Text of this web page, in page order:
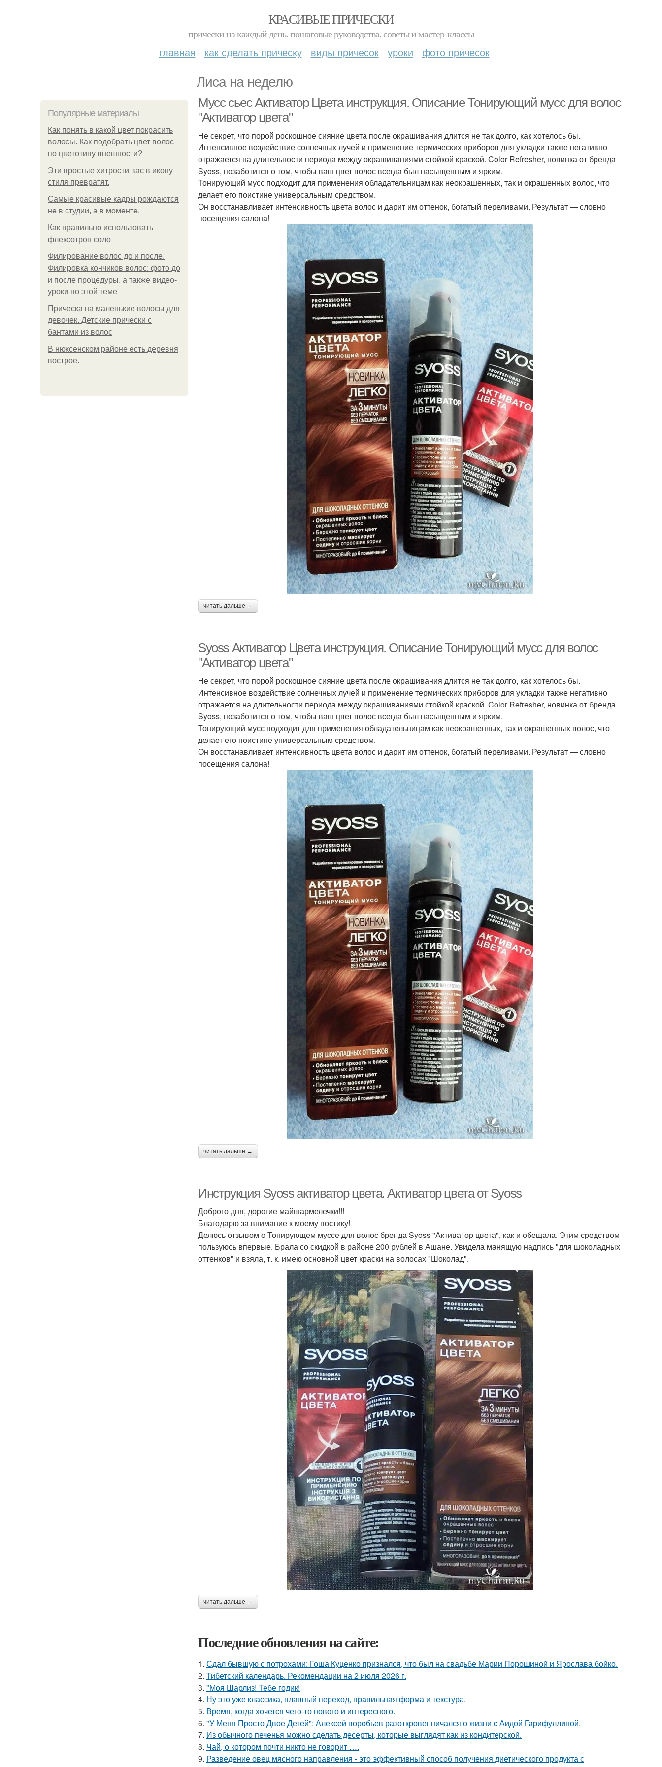
КРАСИВЫЕ ПРИЧЕСКИ
прически на каждый день. пошаговые руководства, советы и мастер-классы
главная как сделать прическу виды причесок уроки фото причесок
Лиса на неделю
Популярные материалы
Как понять в какой цвет покрасить
волосы. Как подобрать цвет волос
по цветотипу внешности?
Эти простые хитрости вас в икону
стиля превратят.
Самые красивые кадры рождаются
не в студии, а в моменте.
Как правильно использовать
флексотрон соло
Филирование волос до и после.
Филировка кончиков волос: фото до
и после процедуры, а также видео-
уроки по этой теме
Прическа на маленькие волосы для
девочек. Детские прически с
бантами из волос
В нюксенском районе есть деревня
вострое.
Мусс сьес Активатор Цвета инструкция. Описание Тонирующий мусс для волос
"Активатор цвета"
Не секрет, что порой роскошное сияние цвета после окрашивания длится не так долго, как хотелось бы.
Интенсивное воздействие солнечных лучей и применение термических приборов для укладки также негативно
отражается на длительности периода между окрашиваниями стойкой краской. Color Refresher, новинка от бренда
Syoss, позаботится о том, чтобы ваш цвет волос всегда был насыщенным и ярким.
Тонирующий мусс подходит для применения обладательницам как неокрашенных, так и окрашенных волос, что
делает его поистине универсальным средством.
Он восстанавливает интенсивность цвета волос и дарит им оттенок, богатый переливами. Результат — словно
посещения салона!
читать дальше →
Syoss Активатор Цвета инструкция. Описание Тонирующий мусс для волос
"Активатор цвета"
Не секрет, что порой роскошное сияние цвета после окрашивания длится не так долго, как хотелось бы.
Интенсивное воздействие солнечных лучей и применение термических приборов для укладки также негативно
отражается на длительности периода между окрашиваниями стойкой краской. Color Refresher, новинка от бренда
Syoss, позаботится о том, чтобы ваш цвет волос всегда был насыщенным и ярким.
Тонирующий мусс подходит для применения обладательницам как неокрашенных, так и окрашенных волос, что
делает его поистине универсальным средством.
Он восстанавливает интенсивность цвета волос и дарит им оттенок, богатый переливами. Результат — словно
посещения салона!
читать дальше →
Инструкция Syoss активатор цвета. Активатор цвета от Syoss
Доброго дня, дорогие майшармелечки!!!
Благодарю за внимание к моему постику!
Делюсь отзывом о Тонирующем муссе для волос бренда Syoss "Активатор цвета", как и обещала. Этим средством
пользуюсь впервые. Брала со скидкой в районе 200 рублей в Ашане. Увидела манящую надпись "для шоколадных
оттенков" и взяла, т. к. имею основной цвет краски на волосах "Шоколад".
читать дальше →
Последние обновления на сайте:
1. Сдал бывшую с потрохами: Гоша Куценко признался, что был на свадьбе Марии Порошиной и Ярослава бойко.
2. Тибетский календарь. Рекомендации на 2 июля 2026 г.
3. "Моя Шарлиз! Тебе годик!
4. Ну это уже классика, плавный переход, правильная форма и текстура.
5. Время, когда хочется чего-то нового и интересного.
6. "У Меня Просто Двое Детей": Алексей воробьев разоткровенничался о жизни с Аидой Гарифуллиной.
7. Из обычного печенья можно сделать десерты, которые выглядят как из кондитерской.
8. Чай, о котором почти никто не говорит ….
9. Разведение овец мясного направления - это эффективный способ получения диетического продукта с